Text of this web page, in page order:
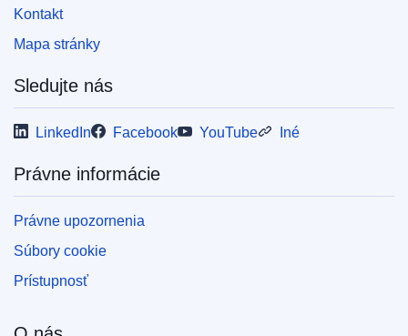
Kontakt
Mapa stránky
Sledujte nás
LinkedIn Facebook YouTube Iné
Právne informácie
Právne upozornenia
Súbory cookie
Prístupnosť